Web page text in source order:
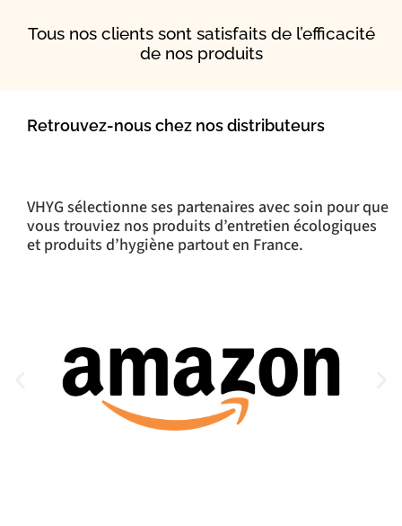
Tous nos clients sont satisfaits de l’efficacité
de nos produits
Retrouvez-nous chez nos distributeurs
VHYG sélectionne ses partenaires avec soin pour que
vous trouviez nos produits d’entretien écologiques
et produits d’hygiène partout en France.